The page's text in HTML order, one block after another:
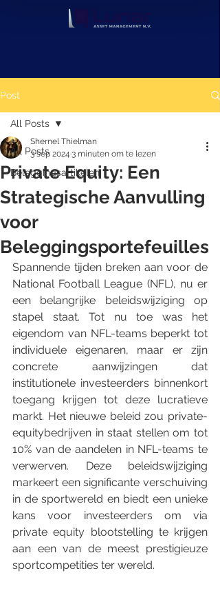
Post
All Posts
Beleggingsartikelen
All Posts
Private Equity: Een
Strategische Aanvulling
voor
Beleggingsportefeuilles
Shernel Thielman
3 sep 2024 3 minuten om te lezen
Spannende tijden breken aan voor de
National Football League (NFL), nu er
een belangrijke beleidswijziging op
stapel staat. Tot nu toe was het
eigendom van NFL-teams beperkt tot
individuele eigenaren, maar er zijn
concrete aanwijzingen dat
institutionele investeerders binnenkort
toegang krijgen tot deze lucratieve
markt. Het nieuwe beleid zou private-
equitybedrijven in staat stellen om tot
10% van de aandelen in NFL-teams te
verwerven. Deze beleidswijziging
markeert een significante verschuiving
in de sportwereld en biedt een unieke
kans voor investeerders om via
private equity blootstelling te krijgen
aan een van de meest prestigieuze
sportcompetities ter wereld.